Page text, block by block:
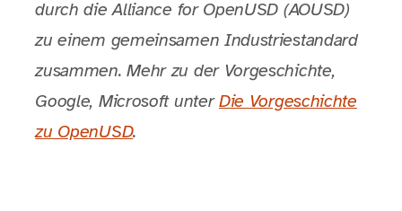
durch die Alliance for OpenUSD (AOUSD)
zu einem gemeinsamen Industriestandard
zusammen. Mehr zu der Vorgeschichte,
Google, Microsoft unterDie Vorgeschichte
zu OpenUSD.